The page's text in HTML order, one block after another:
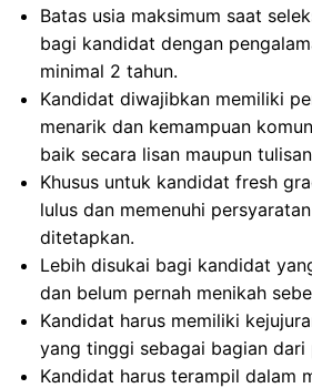
Batas usia maksimum saat
bagi kandidat dengan
minimal 2 tahun.
Kandidat diwajibkan memiliki
menarik dan kemampuan
baik secara lisan maupun
Khusus untuk kandidat fresh
lulus dan memenuhi
ditetapkan.
Lebih disukai bagi kandidat
dan belum pernah menikah
Kandidat harus memiliki
yang tinggi sebagai bagian dari
Kandidat harus terampil dalam